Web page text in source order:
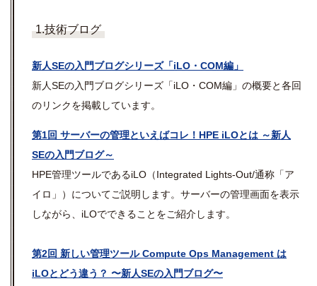
1.技術ブログ
新人SEの入門ブログシリーズ「iLO・COM編」
新人SEの入門ブログシリーズ「iLO・COM編」の概要と各回
のリンクを掲載しています。
第1回 サーバーの管理といえばコレ！HPE iLOとは ～新人
SEの入門ブログ～
HPE管理ツールであるiLO（Integrated Lights-Out/通称「ア
イロ」）についてご説明します。サーバーの管理画面を表示
しながら、iLOでできることをご紹介します。
第2回 新しい管理ツール Compute Ops Management は
iLOとどう違う？ 〜新人SEの入門ブログ〜